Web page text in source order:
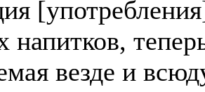
напитков,
везде и